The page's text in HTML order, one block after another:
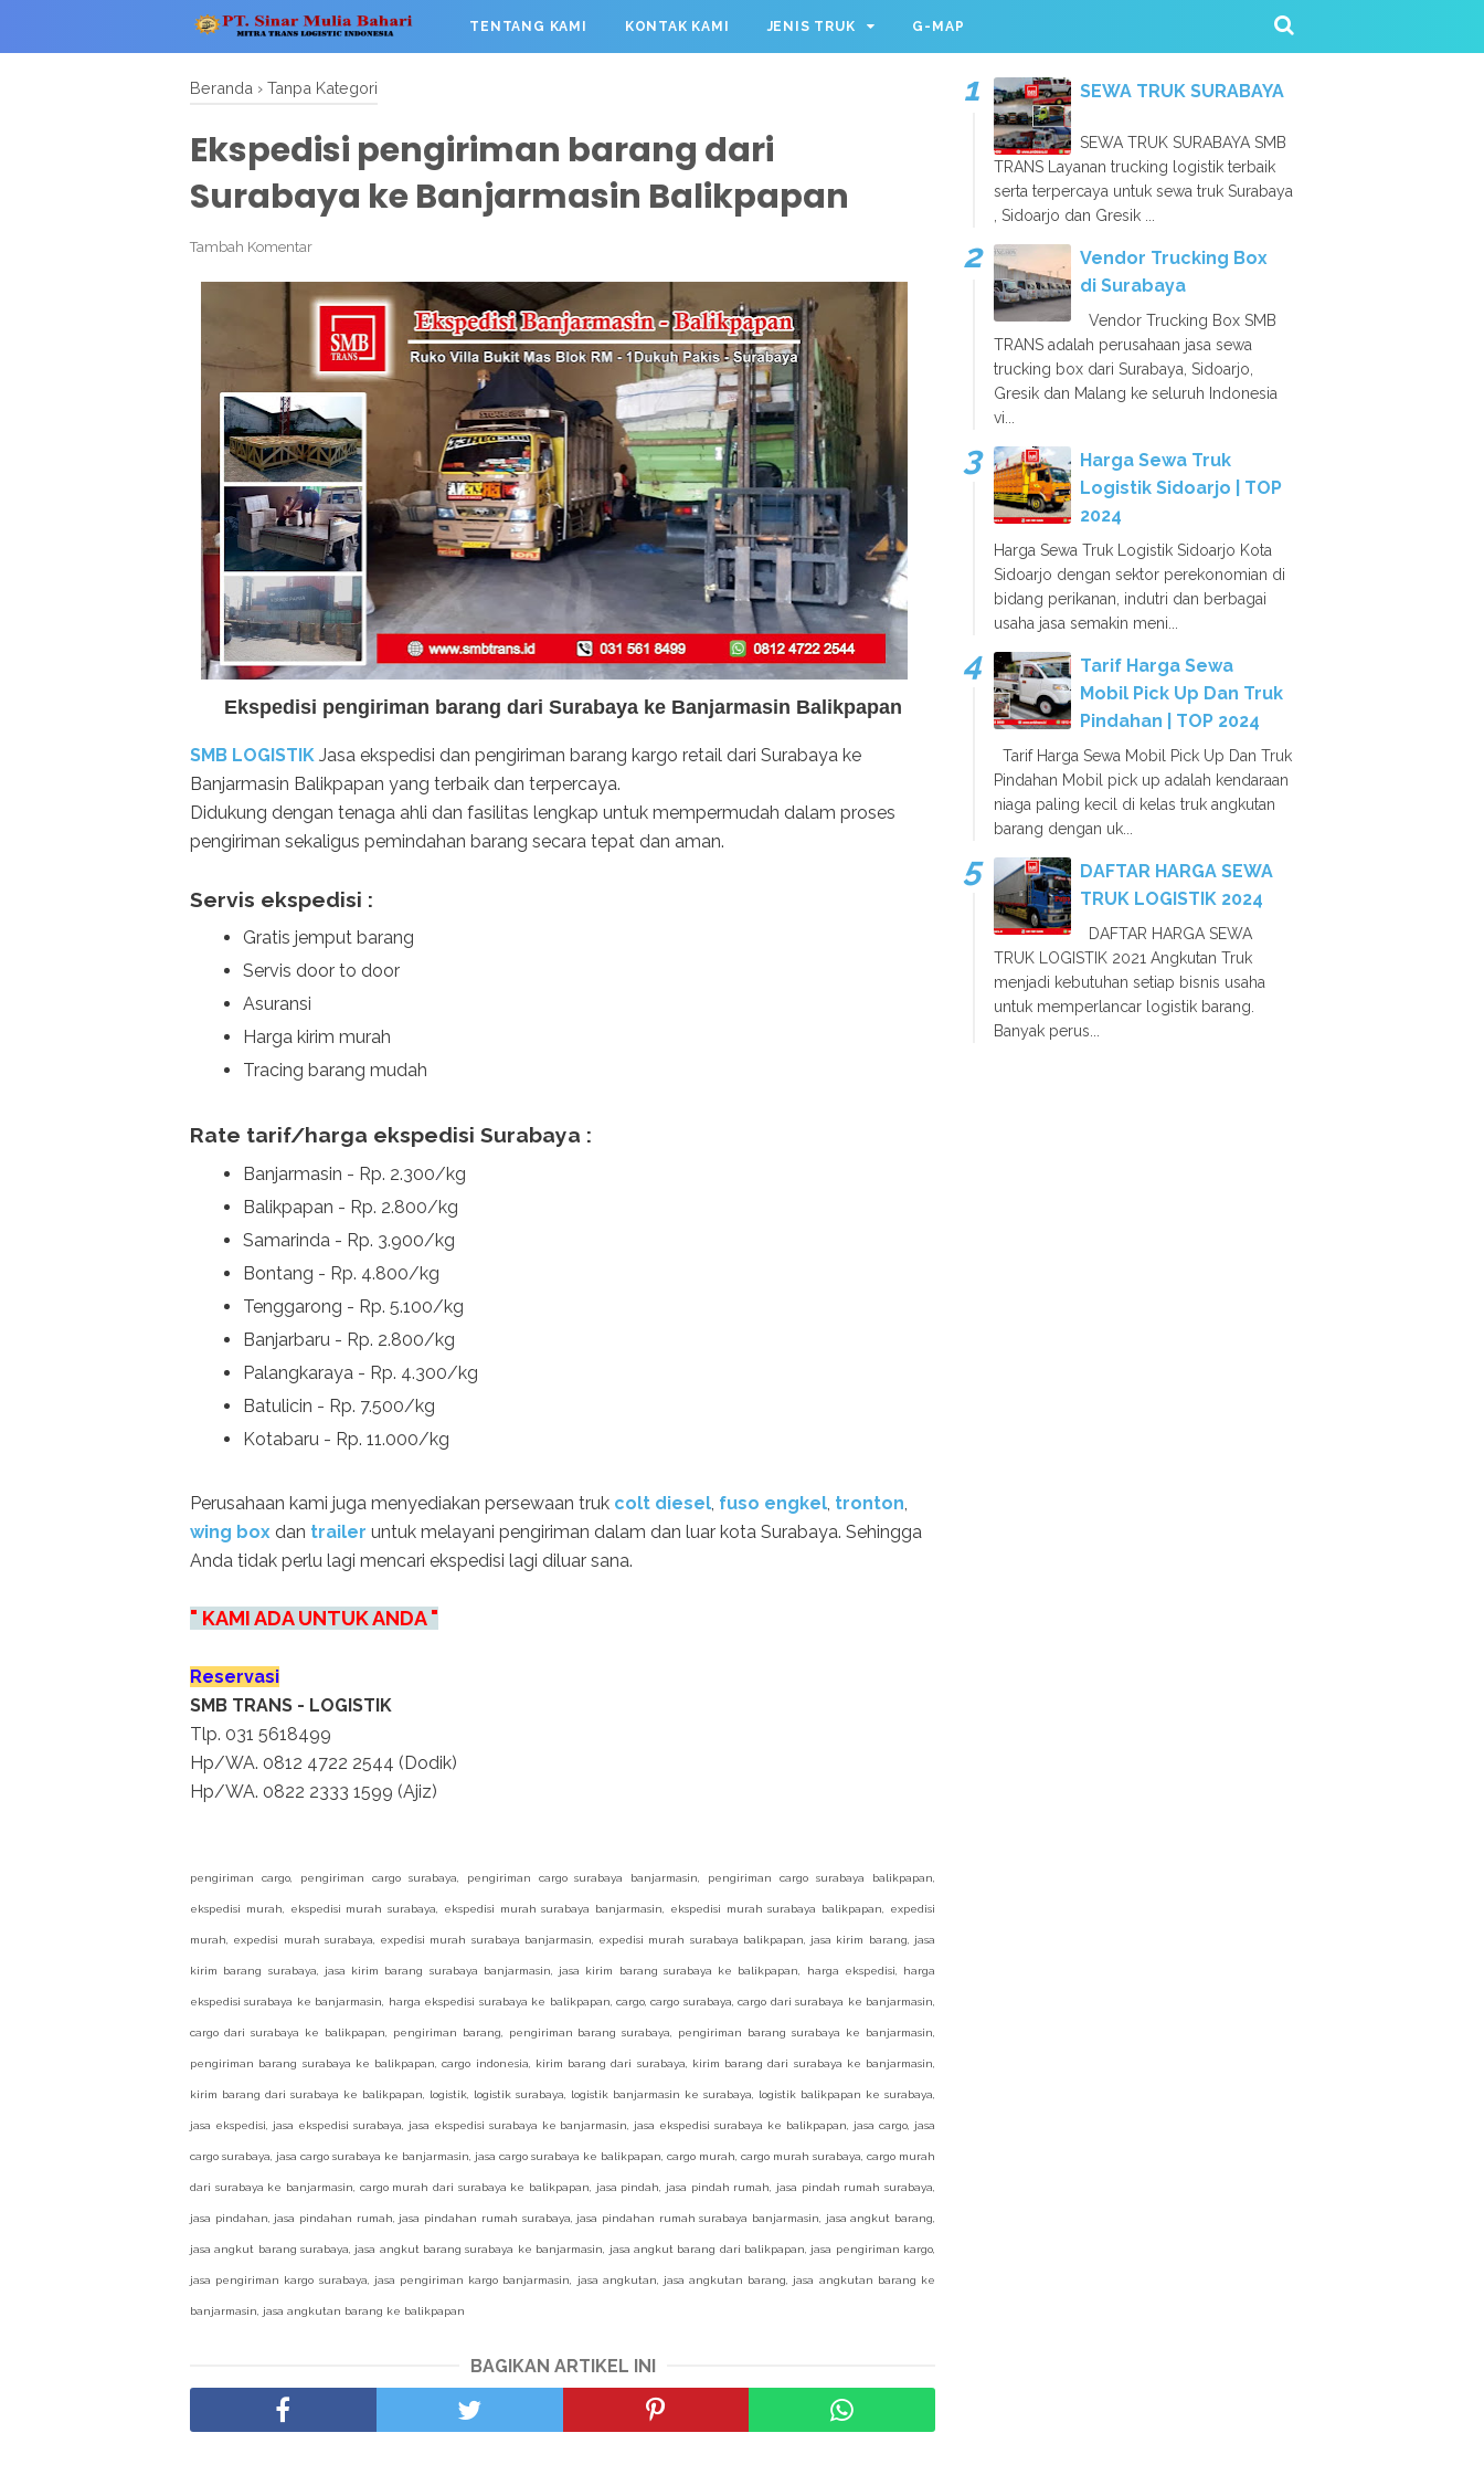
TENTANG KAMI KONTAK KAMI JENIS TRUK G-MAP
Beranda › Tanpa Kategori
Ekspedisi pengiriman barang dari
Surabaya ke Banjarmasin Balikpapan
Tambah Komentar
Ekspedisi pengiriman barang dari Surabaya ke Banjarmasin Balikpapan
SMB LOGISTIK Jasa ekspedisi dan pengiriman barang kargo retail dari Surabaya ke
Banjarmasin Balikpapan yang terbaik dan terpercaya.
Didukung dengan tenaga ahli dan fasilitas lengkap untuk mempermudah dalam proses
pengiriman sekaligus pemindahan barang secara tepat dan aman.
Servis ekspedisi :
Gratis jemput barang
Servis door to door
Asuransi
Harga kirim murah
Tracing barang mudah
Rate tarif/harga ekspedisi Surabaya :
Banjarmasin - Rp. 2.300/kg
Balikpapan - Rp. 2.800/kg
Samarinda - Rp. 3.900/kg
Bontang - Rp. 4.800/kg
Tenggarong - Rp. 5.100/kg
Banjarbaru - Rp. 2.800/kg
Palangkaraya - Rp. 4.300/kg
Batulicin - Rp. 7.500/kg
Kotabaru - Rp. 11.000/kg
Perusahaan kami juga menyediakan persewaan truk colt diesel fuso engkel tronton
wing box dan trailer untuk melayani pengiriman dalam dan luar kota Surabaya. Sehingga
Anda tidak perlu lagi mencari ekspedisi lagi diluar sana.
" KAMI ADA UNTUK ANDA "
Reservasi
SMB TRANS - LOGISTIK
Tlp. 031 5618499
Hp/WA. 0812 4722 2544 (Dodik)
Hp/WA. 0822 2333 1599 (Ajiz)
pengiriman cargo, pengiriman cargo surabaya, pengiriman cargo surabaya banjarmasin, pengiriman cargo surabaya balikpapan,
ekspedisi murah, ekspedisi murah surabaya, ekspedisi murah surabaya banjarmasin, ekspedisi murah surabaya balikpapan, expedisi
murah, expedisi murah surabaya, expedisi murah surabaya banjarmasin, expedisi murah surabaya balikpapan, jasa kirim barang, jasa
kirim barang surabaya, jasa kirim barang surabaya banjarmasin, jasa kirim barang surabaya ke balikpapan, harga ekspedisi, harga
ekspedisi surabaya ke banjarmasin, harga ekspedisi surabaya ke balikpapan, cargo, cargo surabaya, cargo dari surabaya ke banjarmasin,
cargo dari surabaya ke balikpapan, pengiriman barang, pengiriman barang surabaya, pengiriman barang surabaya ke banjarmasin,
pengiriman barang surabaya ke balikpapan, cargo indonesia, kirim barang dari surabaya, kirim barang dari surabaya ke banjarmasin,
kirim barang dari surabaya ke balikpapan, logistik, logistik surabaya, logistik banjarmasin ke surabaya, logistik balikpapan ke surabaya,
jasa ekspedisi, jasa ekspedisi surabaya, jasa ekspedisi surabaya ke banjarmasin, jasa ekspedisi surabaya ke balikpapan, jasa cargo, jasa
cargo surabaya, jasa cargo surabaya ke banjarmasin, jasa cargo surabaya ke balikpapan, cargo murah, cargo murah surabaya, cargo murah
dari surabaya ke banjarmasin, cargo murah dari surabaya ke balikpapan, jasa pindah, jasa pindah rumah, jasa pindah rumah surabaya,
jasa pindahan, jasa pindahan rumah, jasa pindahan rumah surabaya, jasa pindahan rumah surabaya banjarmasin, jasa angkut barang,
jasa angkut barang surabaya, jasa angkut barang surabaya ke banjarmasin, jasa angkut barang dari balikpapan, jasa pengiriman kargo,
jasa pengiriman kargo surabaya, jasa pengiriman kargo banjarmasin, jasa angkutan, jasa angkutan barang, jasa angkutan barang ke
banjarmasin, jasa angkutan barang ke balikpapan
BAGIKAN ARTIKEL INI
SEWA TRUK SURABAYA
SEWA TRUK SURABAYA SMB
TRANS Layanan trucking logistik terbaik
serta terpercaya untuk sewa truk Surabaya
, Sidoarjo dan Gresik ...
Vendor Trucking Box
di Surabaya
Vendor Trucking Box SMB
TRANS adalah perusahaan jasa sewa
trucking box dari Surabaya, Sidoarjo,
Gresik dan Malang ke seluruh Indonesia
vi...
Harga Sewa Truk
Logistik Sidoarjo | TOP
2024
Harga Sewa Truk Logistik Sidoarjo Kota
Sidoarjo dengan sektor perekonomian di
bidang perikanan, indutri dan berbagai
usaha jasa semakin meni...
Tarif Harga Sewa
Mobil Pick Up Dan Truk
Pindahan | TOP 2024
Tarif Harga Sewa Mobil Pick Up Dan Truk
Pindahan Mobil pick up adalah kendaraan
niaga paling kecil di kelas truk angkutan
barang dengan uk...
DAFTAR HARGA SEWA
TRUK LOGISTIK 2024
DAFTAR HARGA SEWA
TRUK LOGISTIK 2021 Angkutan Truk
menjadi kebutuhan setiap bisnis usaha
untuk memperlancar logistik barang.
Banyak perus...